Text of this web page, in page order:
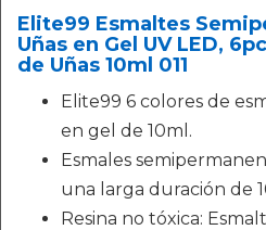
Elite99 Esmaltes
Uñas en Gel UV LED,
de Uñas 10ml 011
Elite99 6 colores de
en gel de 10ml.
Esmales
una larga duración de
Resina no tóxica: